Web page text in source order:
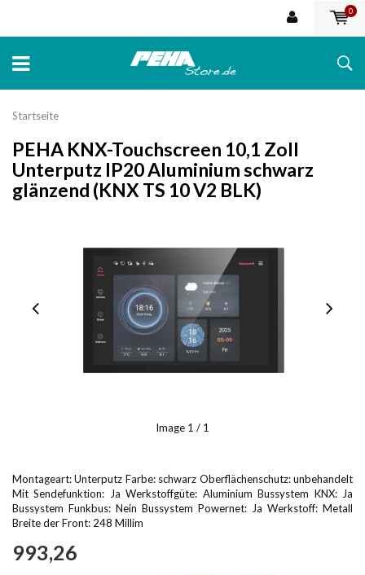
0
Startseite
PEHA KNX-Touchscreen 10,1 Zoll
Unterputz IP20 Aluminium schwarz
glänzend (KNX TS 10 V2 BLK)
Image 1 / 1
Montageart: Unterputz Farbe: schwarz Oberflächenschutz: unbehandelt
Mit Sendefunktion: Ja Werkstoffgüte: Aluminium Bussystem KNX: Ja
Bussystem Funkbus: Nein Bussystem Powernet: Ja Werkstoff: Metall
Breite der Front: 248 Millim
993,26